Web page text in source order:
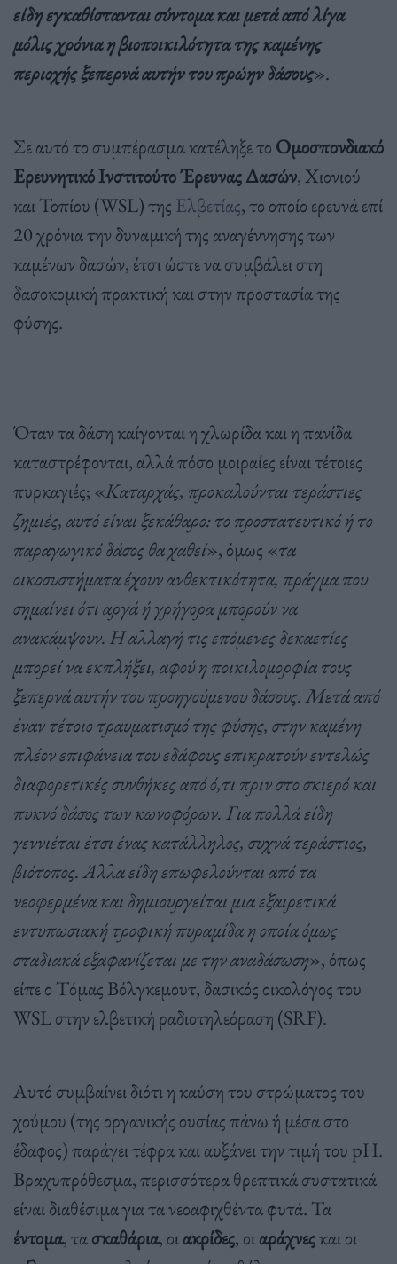
είδη εγκαθίστανται σύντομα και μετά από λίγα
μόλις χρόνια η βιοποικιλότητα της καμένης
περιοχής ξεπερνά αυτήν του πρώην δάσους».
Σε αυτό το συμπέρασμα κατέληξε το Ομοσπονδιακό
Ερευνητικό Ινστιτούτο Έρευνας Δασών, Χιονιού
και Τοπίου (WSL) της Ελβετίας, το οποίο ερευνά επί
20 χρόνια την δυναμική της αναγέννησης των
καμένων δασών, έτσι ώστε να συμβάλει στη
δασοκομική πρακτική και στην προστασία της
φύσης.
Όταν τα δάση καίγονται η χλωρίδα και η πανίδα
καταστρέφονται, αλλά πόσο μοιραίες είναι τέτοιες
πυρκαγιές; «Καταρχάς, προκαλούνται τεράστιες
ζημιές, αυτό είναι ξεκάθαρο: το προστατευτικό ή το
παραγωγικό δάσος θα χαθεί», όμως «τα
οικοσυστήματα έχουν ανθεκτικότητα, πράγμα που
σημαίνει ότι αργά ή γρήγορα μπορούν να
ανακάμψουν. Η αλλαγή τις επόμενες δεκαετίες
μπορεί να εκπλήξει, αφού η ποικιλομορφία τους
ξεπερνά αυτήν του προηγούμενου δάσους. Μετά από
έναν τέτοιο τραυματισμό της φύσης, στην καμένη
πλέον επιφάνεια του εδάφους επικρατούν εντελώς
διαφορετικές συνθήκες από ό,τι πριν στο σκιερό και
πυκνό δάσος των κωνοφόρων. Για πολλά είδη
γεννιέται έτσι ένας κατάλληλος, συχνά τεράστιος,
βιότοπος. Άλλα είδη επωφελούνται από τα
νεοφερμένα και δημιουργείται μια εξαιρετικά
εντυπωσιακή τροφική πυραμίδα η οποία όμως
σταδιακά εξαφανίζεται με την αναδάσωση», όπως
είπε ο Τόμας Βόλγκεμουτ, δασικός οικολόγος του
WSL στην ελβετική ραδιοτηλεόραση (SRF).
Αυτό συμβαίνει διότι η καύση του στρώματος του
χούμου (της οργανικής ουσίας πάνω ή μέσα στο
έδαφος) παράγει τέφρα και αυξάνει την τιμή του pH.
Βραχυπρόθεσμα, περισσότερα θρεπτικά συστατικά
είναι διαθέσιμα για τα νεοαφιχθέντα φυτά. Τα
έντομα, τασκαθάρια, οιακρίδες, οιαράχνεςκαι οι